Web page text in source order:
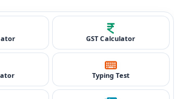
GST Calculator
Typing Test